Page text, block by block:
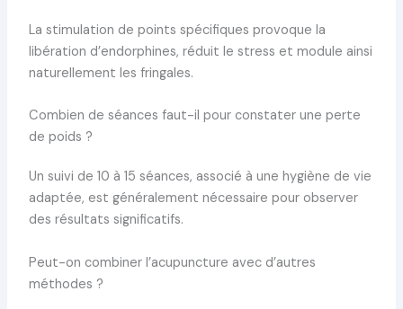
La stimulation de points spécifiques provoque la
libération d’endorphines, réduit le stress et module ainsi
naturellement les fringales.
Combien de séances faut-il pour constater une perte
de poids ?
Un suivi de 10 à 15 séances, associé à une hygiène de vie
adaptée, est généralement nécessaire pour observer
des résultats significatifs.
Peut-on combiner l’acupuncture avec d’autres
méthodes ?